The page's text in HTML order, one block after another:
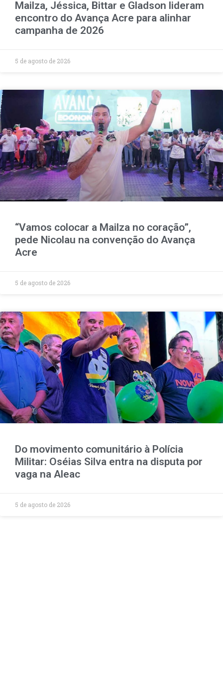
Mailza, Jéssica, Bittar e Gladson lideram
encontro do Avança Acre para alinhar
campanha de 2026
5 de agosto de 2026
“Vamos colocar a Mailza no coração”,
pede Nicolau na convenção do Avança
Acre
5 de agosto de 2026
Do movimento comunitário à Polícia
Militar: Oséias Silva entra na disputa por
vaga na Aleac
5 de agosto de 2026